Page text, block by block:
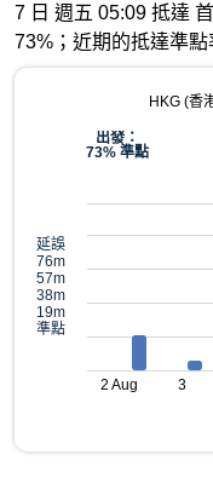
7 日 週五 05:09 抵達
73%；近期的抵達準點
HKG (香
出發：
73% 準點
延誤
76m
57m
38m
19m
準點
2 Aug 3